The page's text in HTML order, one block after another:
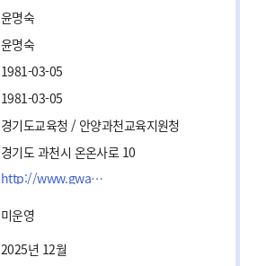
윤명숙
윤명숙
1981-03-05
1981-03-05
경기도교육청 / 안양과천교육지원청
경기도 과천시 온온사로 10
http://www.gwacheon.es.kr/
미운영
2025년 12월